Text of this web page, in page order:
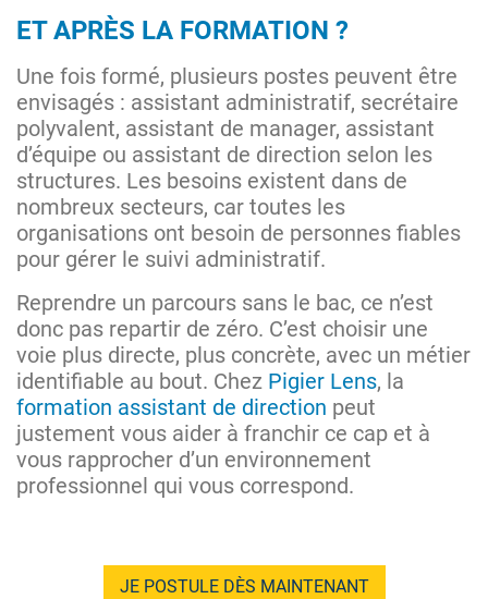
ET APRÈS LA FORMATION ?
Une fois formé, plusieurs postes peuvent être
envisagés : assistant administratif, secrétaire
polyvalent, assistant de manager, assistant
d’équipe ou assistant de direction selon les
structures. Les besoins existent dans de
nombreux secteurs, car toutes les
organisations ont besoin de personnes fiables
pour gérer le suivi administratif.
Reprendre un parcours sans le bac, ce n’est
donc pas repartir de zéro. C’est choisir une
voie plus directe, plus concrète, avec un métier
identifiable au bout. Chez Pigier Lens, la
formation assistant de direction peut
justement vous aider à franchir ce cap et à
vous rapprocher d’un environnement
professionnel qui vous correspond.
JE POSTULE DÈS MAINTENANT